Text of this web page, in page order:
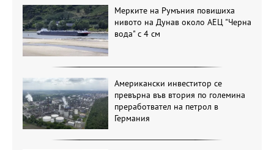
Мерките на Румъния повишиха
нивото на Дунав около АЕЦ "Черна
вода" с 4 см
Американски инвеститор се
превърна във втория по големина
преработвател на петрол в
Германия